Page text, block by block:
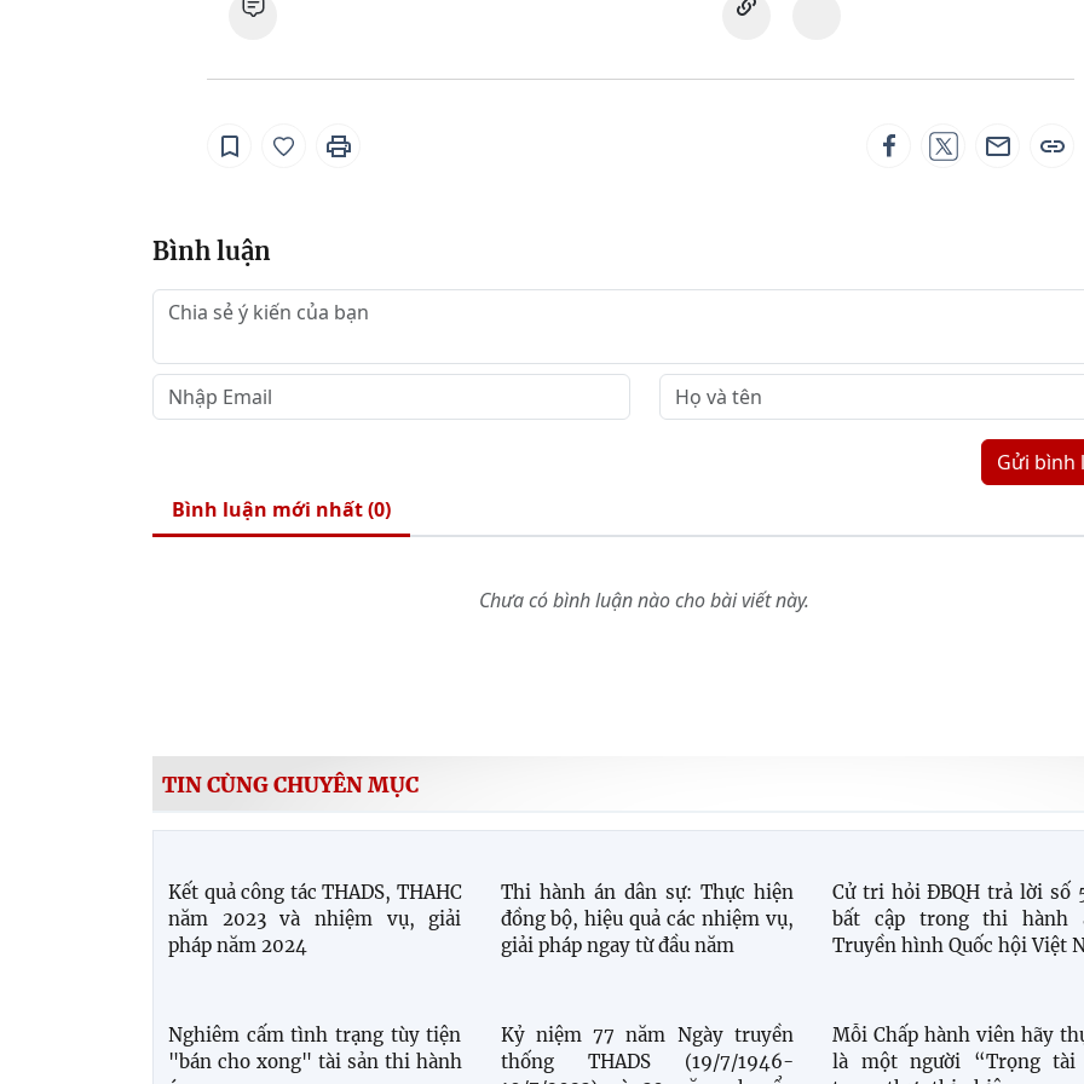
Bình luận
Gửi bình
Bình luận mới nhất (0)
Chưa có bình luận nào cho bài viết này.
TIN CÙNG CHUYÊN MỤC
Kết quả công tác THADS, THAHC
năm 2023 và nhiệm vụ, giải
Thi hành án dân sự: Thực hiện
đồng bộ, hiệu quả các nhiệm vụ,
Cử tri hỏi ĐBQH trả lời số
bất cập trong thi hành